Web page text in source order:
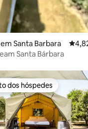
Santa Barbara
Santa Bárbara
dos hóspedes mais
dos hóspedes